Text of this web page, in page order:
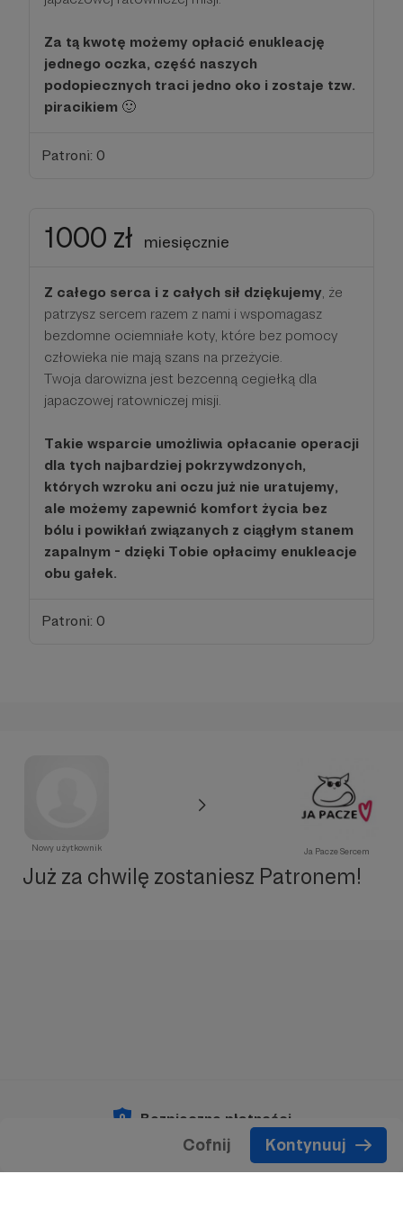
Za tą kwotę możemy opłacić enukleację
jednego oczka, część naszych
podopiecznych traci jedno oko i zostaje tzw.
piracikiem 🙂
Patroni: 0
1000 zł miesięcznie
Z całego serca i z całych sił dziękujemy , że
patrzysz sercem razem z nami i wspomagasz
bezdomne ociemniałe koty, które bez pomocy
człowieka nie mają szans na przeżycie.
Twoja darowizna jest bezcenną cegiełką dla
japaczowej ratowniczej misji.
Takie wsparcie umożliwia opłacanie operacji
dla tych najbardziej pokrzywdzonych,
których wzroku ani oczu już nie uratujemy,
ale możemy zapewnić komfort życia bez
bólu i powikłań związanych z ciągłym stanem
zapalnym - dzięki Tobie opłacimy enukleacje
obu gałek.
Patroni: 0
Cofnij Kontynuuj
Nowy użytkownik Ja Pacze Sercem
Już za chwilę zostaniesz Patronem!
Bezpieczne płatności